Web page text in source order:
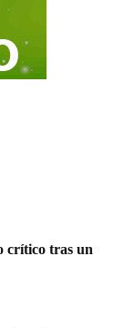
crítico tras un